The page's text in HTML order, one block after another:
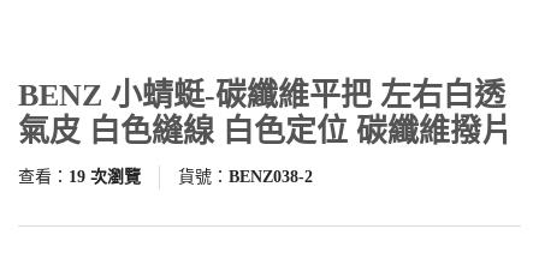
查看： 19 次瀏覽 貨號： BENZ038-2
BENZ 小蜻蜓-碳纖維平把 左右白透
氣皮 白色縫線 白色定位 碳纖維撥片